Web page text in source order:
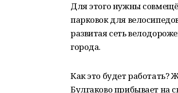
Для этого нужны
парковок для
развитая сеть
города.
Как это будет работать?
Булгаково прибывает на